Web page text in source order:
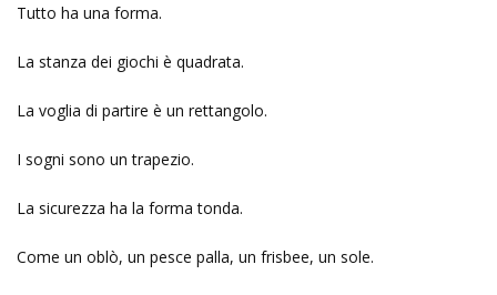
Tutto ha una forma.
La stanza dei giochi è quadrata.
La voglia di partire è un rettangolo.
I sogni sono un trapezio.
La sicurezza ha la forma tonda.
Come un oblò, un pesce palla, un frisbee, un sole.